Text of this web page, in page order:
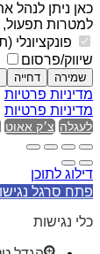
כאן ניתן לנהל
למטרות תפעול,
פונקציונלי
שיווק/פרסום
שמירה דחייה
מדיניות פרטיות
מדיניות פרטיות
לעגלה צ׳ק אאוט
דילוג לתוכן
פתח סרגל
כלי נגישות